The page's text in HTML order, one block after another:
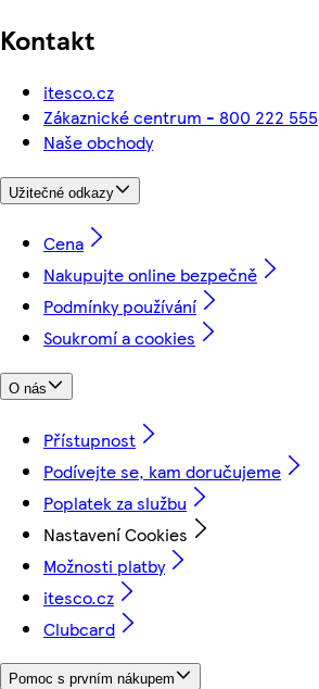
Kontakt
itesco.cz
Zákaznické centrum - 800 222 555
Naše obchody
Užitečné odkazy
Cena
Nakupujte online bezpečně
Podmínky používání
Soukromí a cookies
O nás
Přístupnost
Podívejte se, kam doručujeme
Poplatek za službu
Nastavení Cookies
Možnosti platby
itesco.cz
Clubcard
Pomoc s prvním nákupem